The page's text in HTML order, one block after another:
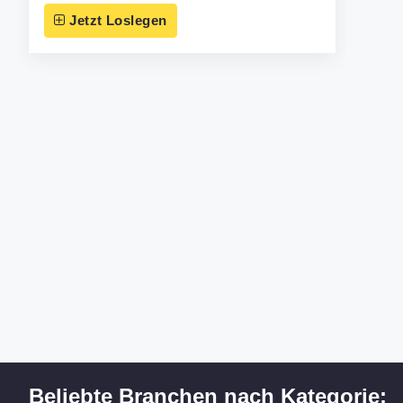
Jetzt Loslegen
Beliebte Branchen nach Kategorie: